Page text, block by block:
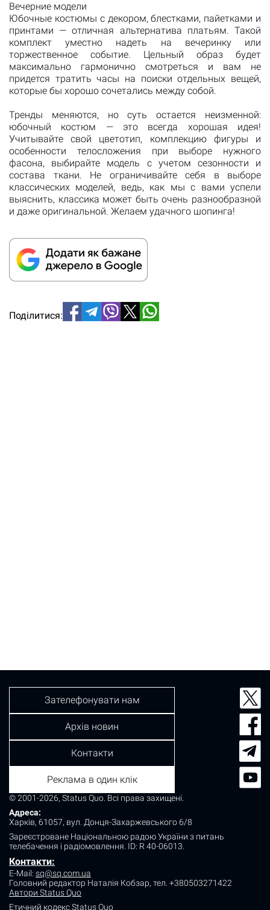
Вечерние модели
Юбочные костюмы с декором, блестками, пайетками и
принтами — отличная альтернатива платьям. Такой
комплект уместно надеть на вечеринку или
торжественное событие. Цельный образ будет
максимально гармонично смотреться и вам не
придется тратить часы на поиски отдельных вещей,
которые бы хорошо сочетались между собой.
Тренды меняются, но суть остается неизменной:
юбочный костюм — это всегда хорошая идея!
Учитывайте свой цветотип, комплекцию фигуры и
особенности телосложения при выборе нужного
фасона, выбирайте модель с учетом сезонности и
состава ткани. Не ограничивайте себя в выборе
классических моделей, ведь, как мы с вами успели
выяснить, классика может быть очень разнообразной
и даже оригинальной. Желаем удачного шопинга!
Поділитися:
© 2001-2026, Status Quo. Всі права захищені.
Адреса:
Харків, 61057, вул. Донця-Захаржевського 6/8
Зареєстроване Національною радою України з питань
телебачення і радіомовлення. ID: R 40-06013.
Контакти:
E-Mail: sq@sq.com.ua
Головний редактор Наталія Кобзар, тел. +380503271422
Автори Status Quo
Етичний кодекс Status Quo
Зателефонувати нам
Архів новин
Контакти
Реклама в один клік